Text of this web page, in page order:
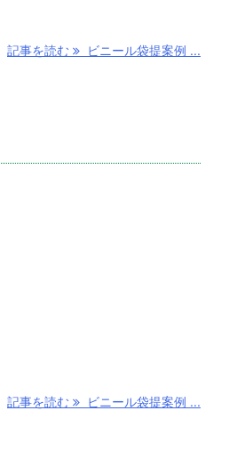
記事を読む ビニール袋提案例 ...
記事を読む ビニール袋提案例 ...